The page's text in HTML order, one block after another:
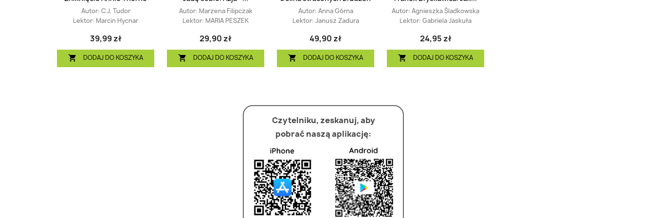
Autor: C.J. Tudor
Lektor: Marcin Hycnar
39,99 zł
 DODAJ DO KOSZYKA
Autor: Marzena Filipczak
Lektor: MARIA PESZEK
29,90 zł
 DODAJ DO KOSZYKA
Autor: Anna Górna
Lektor: Janusz Zadura
49,90 zł
 DODAJ DO KOSZYKA
Autor: Agnieszka Śladkowska
Lektor: Gabriela Jaskuła
24,95 zł
 DODAJ DO KOSZYKA
Czytelniku, zeskanuj, aby
pobrać naszą aplikację: